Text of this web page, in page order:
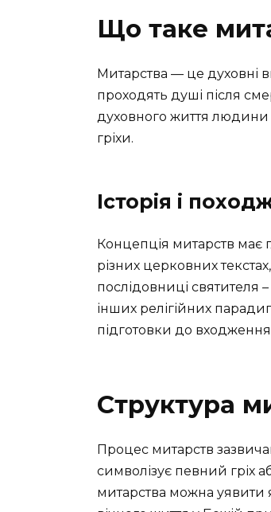
Що таке
Митарства — це духовні
проходять душі після
духовного життя людини
гріхи.
Історія і
Концепція митарств має
різних церковних
послідовниці святителя
інших релігійних
підготовки до входження
Структура
Процес митарств
символізує певний гріх
митарства можна уявити